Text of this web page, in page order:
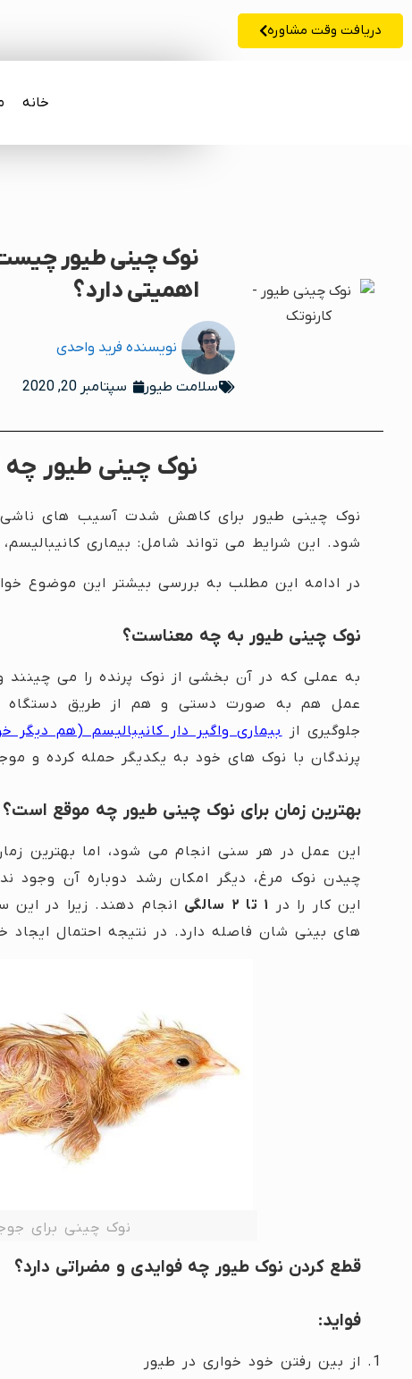
دریافت وقت مشاوره
خانه
نوک چینی طیور
اهمیتی دارد؟
نویسنده فرید واحدی
سلامت طیور سپتامبر 20, 2020
نوک چینی طیور چه
نوک چینی طیور برای کاهش شدت آسیب های ناشی
شود. این شرایط می تواند شامل: بیماری
در ادامه این مطلب به بررسی بیشتر این موضوع
نوک چینی طیور به چه معناست؟
به عملی که در آن بخشی از نوک پرنده را می
عمل هم به صورت دستی و هم از طریق
جلوگیری ازبیماری واگیر دار کانیبالیسم (هم دیگر
پرندگان با نوک های خود به یکدیگر حمله کرده و
بهترین زمان برای نوک چینی طیور چه موقع است؟
این عمل در هر سنی انجام می شود، اما بهترین
چیدن نوک مرغ، دیگر امکان رشد دوباره آن وجود
این کار را در
۱ تا ۲ سالگی
انجام دهند. زیرا در
های بینی شان فاصله دارد. در نتیجه احتمال
نوک چینی برای
قطع کردن نوک طیور چه فوایدی و مضراتی دارد؟
فواید:
از بین رفتن خود خواری در طیور